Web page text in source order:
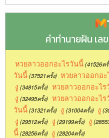
คำทำนายฝัน เ
หวยลาวออกอะไรวันนี้ (41526ครั้
วันนี้(37521ครั้ง) หวยลาวออกอ
งู (34815ครั้ง) หวยลาวออกอะไ
งู (32495ครั้ง) หวยลาวออกอะไ
วันนี้(31321ครั้ง) งู (31004ครั้ง) งู
งู (29512ครั้ง) งู (29199ครั้ง) งู
นี้(28256ครั้ง) งู (28204ครั้ง)